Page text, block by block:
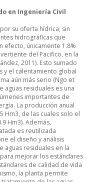
en Ingeniería Civil
su oferta hídrica; sin
hidrográficas que
efecto, únicamente 1.8%
del Pacifico, en la
2011). Esto sumado
y el calentamiento global
aún más serio (Ngo et
aguas residuales es una
importantes de
La producción anual
Hm3, de las cuales solo el
Hm3). Además,
es reutilizada
el diseño y análisis
aguas residuales en la
mejorar los estándares
de calidad de vida
la planta permite